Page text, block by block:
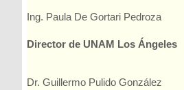
Ing. Paula De Gortari Pedroza
Director de UNAM Los Ángeles
Dr. Guillermo Pulido González